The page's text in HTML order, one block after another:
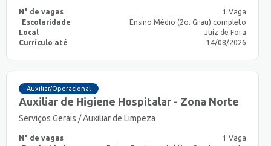
N° de vagas
1 Vaga
Escolaridade
Ensino Médio (2o. Grau) completo
Local
Juiz de Fora
Currículo até
14/08/2026
Auxiliar/Operacional
Auxiliar de Higiene Hospitalar - Zona Norte
Serviços Gerais / Auxiliar de Limpeza
N° de vagas
1 Vaga